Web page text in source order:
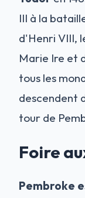
III à la
d'Henri VIII,
Marie Ire et
tous les
descendent
tour de
Foire
Pembroke